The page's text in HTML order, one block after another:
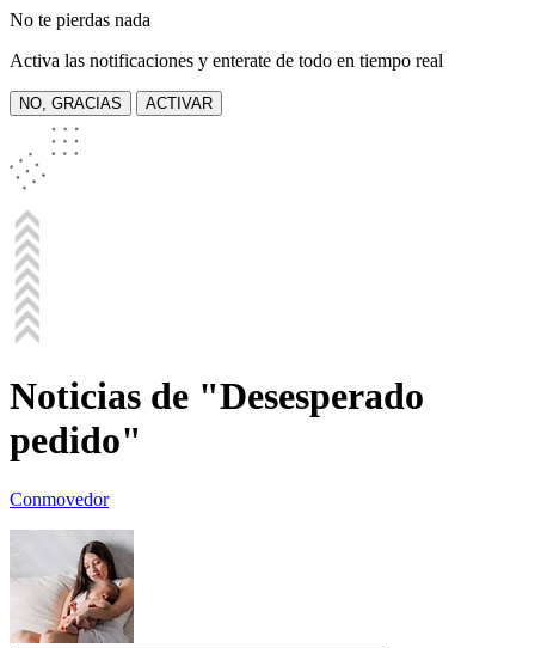
No te pierdas nada
Activa las notificaciones y enterate de todo en tiempo real
NO, GRACIAS ACTIVAR
Noticias de "Desesperado
pedido"
Conmovedor